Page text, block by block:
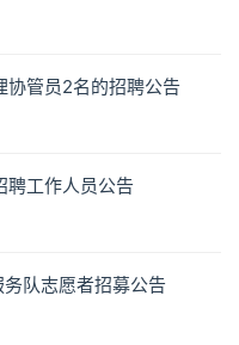
协管员2名的招聘公告
聘工作人员公告
队志愿者招募公告